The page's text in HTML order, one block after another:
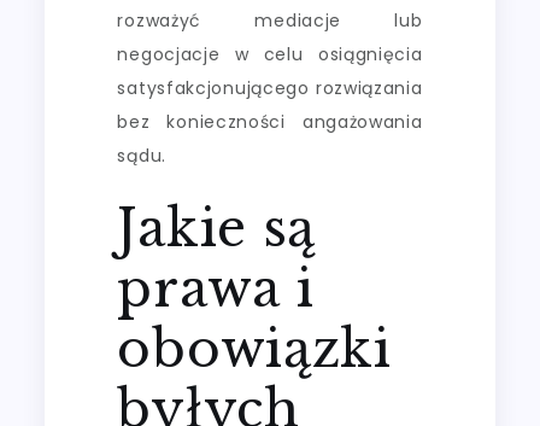
rozważyć mediacje lub
negocjacje w celu osiągnięcia
satysfakcjonującego rozwiązania
bez konieczności angażowania
sądu.
Jakie są
prawa i
obowiązki
byłych